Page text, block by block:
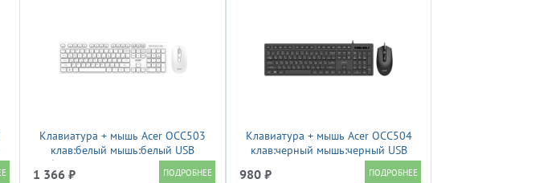
Клавиатура + мышь Acer OCC503
клав:белый мышь:белый USB
беспроводная (ZL.ACC11.00L)
1 366 ₽
Клавиатура + мышь Acer OCC504
клав:черный мышь:черный USB
Multimedia (ZL.ACC11.00M)
980 ₽